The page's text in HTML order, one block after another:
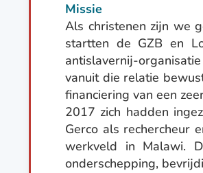
Missie
Als christenen zijn we
startten de GZB en
antislavernij-
vanuit die relatie
financiering van een
2017 zich hadden
Gerco als rechercheur
werkveld in Malawi.
onderschepping,